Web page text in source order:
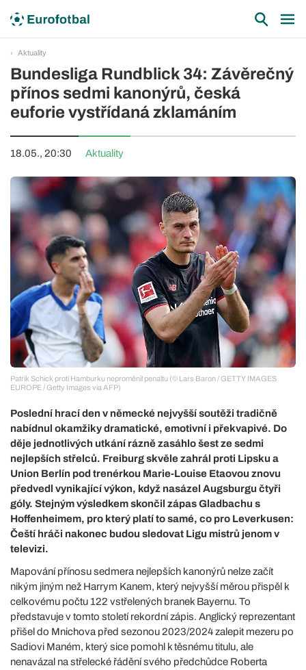
Aktuality
Bundesliga Rundblick 34: Závěrečný
přínos sedmi kanonýrů, česká
euforie vystřídaná zklamáním
18.05., 20:30 Aktuality
Patrik Schick proti Hamburku neproměnil penaltu (© Lars Baron / GETTY IMAGES
EUROPE / Getty Images via AFP)
Poslední hrací den v německé nejvyšší soutěži tradičně
nabídnul okamžiky dramatické, emotivní i překvapivé. Do
děje jednotlivých utkání rázně zasáhlo šest ze sedmi
nejlepších střelců. Freiburg skvěle zahrál proti Lipsku a
Union Berlín pod trenérkou Marie-Louise Etaovou znovu
předvedl vynikající výkon, když nasázel Augsburgu čtyři
góly. Stejným výsledkem skončil zápas Gladbachu s
Hoffenheimem, pro který platí to samé, co pro Leverkusen:
Čeští hráči nakonec budou sledovat Ligu mistrů jenom v
televizi.
Mapování přínosu sedmera nejlepších kanonýrů nelze začít
nikým jiným než Harrym Kanem, který nejvyšší měrou přispěl k
celkovému počtu 122 vstřelených branek Bayernu. To
představuje v tomto století rekordní zápis. Anglický reprezentant
přišel do Mnichova před sezonou 2023/2024 zalepit mezeru po
Sadiovi Maném, který sice pomohl k těsnému titulu, ale
nenavázal na střelecké řádění svého předchůdce Roberta